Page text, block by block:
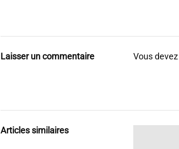
Laisser un commentaire Vous devez
Articles similaires